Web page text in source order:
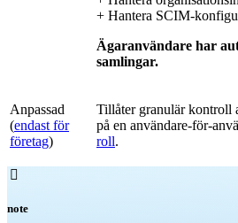
+ Hantera SCIM-
Ägaranvändare har
samlingar.
Anpassad
(endast för
företag)
Tillåter granulär kontroll
på en användare-för-
roll.

note